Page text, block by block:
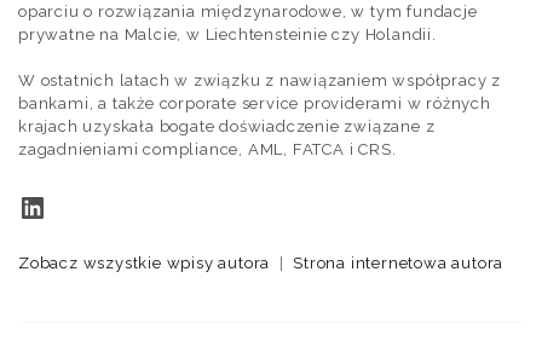
oparciu o rozwiązania międzynarodowe, w tym fundacje
prywatne na Malcie, w Liechtensteinie czy Holandii.
W ostatnich latach w związku z nawiązaniem współpracy z
bankami, a także corporate service providerami w różnych
krajach uzyskała bogate doświadczenie związane z
zagadnieniami compliance, AML, FATCA i CRS.
Zobacz wszystkie wpisy autora Strona internetowa autora